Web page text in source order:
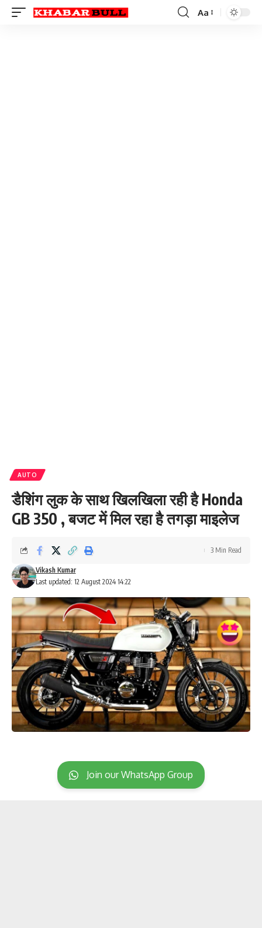
Font
Aa
AUTO
डैशिंग लुक के साथ खिलखिला रही है Honda
GB 350 , बजट में मिल रहा है तगड़ा माइलेज
Last updated: 12 August 2024 14:22
Vikash Kumar
3 Min Read
Join our WhatsApp Group